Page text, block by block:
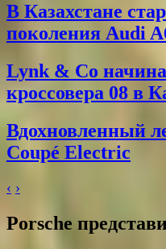
В Казахстане
поколения Audi
Lynk & Co
кроссовера 08 в
Вдохновленный
Coupé Electric
‹ ›
Porsche